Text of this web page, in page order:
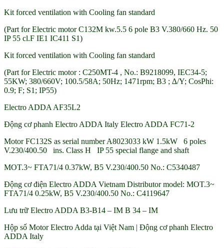
Kit forced ventilation with Cooling fan standard
(Part for Electric motor C132M kw.5.5 6 pole B3 V.380/660 Hz. 50
IP 55 cl.F IE1 IC411 S1)
Kit forced ventilation with Cooling fan standard
(Part for Electric motor : C250MT-4 , No.: B9218099, IEC34-5;
55KW; 380/660V; 100.5/58A; 50Hz; 1471rpm; B3 ; ∆/Y; CosPhi:
0.9; F; S1; IP55)
Electro ADDA AF35L2
Động cơ phanh Electro ADDA Italy Electro ADDA FC71-2
Motor FC132S as serial number A8023033 kW 1.5kW 6 poles
V.230/400.50 ins. Class H IP 55 special flange and shaft
MOT.3~ FTA71/4 0.37kW, B5 V.230/400.50 No.: C5340487
Động cơ điện Electro ADDA Vietnam Distributor model: MOT.3~
FTA71/4 0.25kW, B5 V.230/400.50 No.: C4119647
Lưu trữ Electro ADDA B3-B14 – IM B 34 – IM
Hộp số Motor Electro Adda tại Việt Nam | Động cơ phanh Electro
ADDA Italy